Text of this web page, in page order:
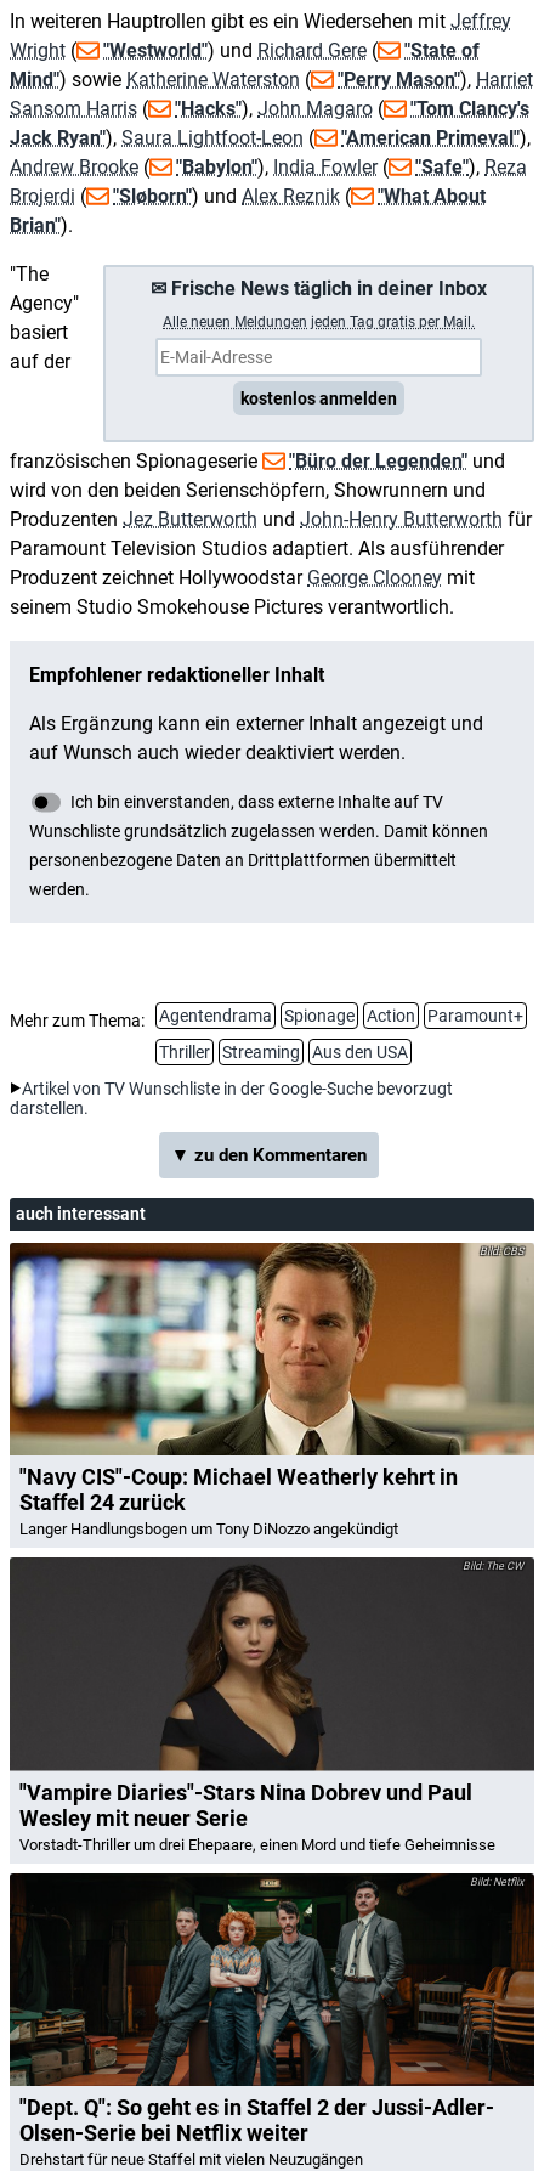
In weiteren Hauptrollen gibt es ein Wiedersehen mit Jeffrey
Wright ( "Westworld") und Richard Gere (
"State of
Mind") sowie Katherine Waterston ( "Perry Mason"), Harriet
Sansom Harris ( "Hacks"), John Magaro (
"Tom Clancy's
Jack Ryan"), Saura Lightfoot-Leon ( "American Primeval"),
Andrew Brooke ( "Babylon"), India Fowler( "Safe"), Reza
Brojerdi ( "Sløborn") und Alex Reznik (
"What About
Brian").
✉ Frische News täglich in deiner Inbox
Alle neuen Meldungen jeden Tag gratis per Mail.
kostenlos anmelden
"The
Agency"
basiert
auf der
französischen Spionageserie "Büro der Legenden" und
wird von den beiden Serienschöpfern, Showrunnern und
Produzenten Jez Butterworth und John-Henry Butterworth für
Paramount Television Studios adaptiert. Als ausführender
Produzent zeichnet Hollywoodstar George Clooney mit
seinem Studio Smokehouse Pictures verantwortlich.
Mehr zum Thema: Agentendrama Spionage Action
Paramount+
Thriller
Streaming
Aus den USA
Artikel von TV Wunschliste in der Google-Suche bevorzugt
darstellen.
▼ zu den Kommentaren
auch interessant
CBS
"Navy CIS"-Coup: Michael Weatherly kehrt in
Staffel 24 zurück
Langer Handlungsbogen um Tony DiNozzo angekündigt
The CW
"Vampire Diaries"-Stars Nina Dobrev und Paul
Wesley mit neuer Serie
Vorstadt-Thriller um drei Ehepaare, einen Mord und tiefe Geheimnisse
Netflix
"Dept. Q": So geht es in Staffel 2 der Jussi-Adler-
Olsen-Serie bei Netflix weiter
Drehstart für neue Staffel mit vielen Neuzugängen